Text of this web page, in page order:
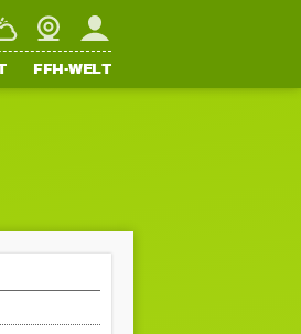
WebcamMein FFH
FFH-WELT